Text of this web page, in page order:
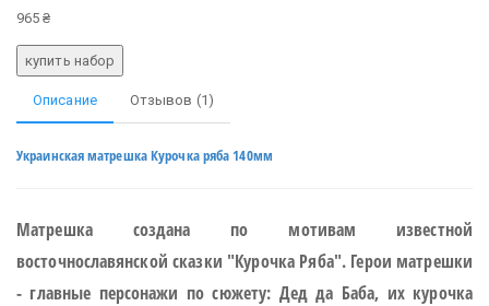
965 ₴
Описание Отзывов (1)
Украинская матрешка Курочка ряба 140мм
Матрешка создана по мотивам известной
восточнославянской сказки "Курочка Ряба". Герои матрешки
- главные персонажи по сюжету: Дед да Баба, их курочка